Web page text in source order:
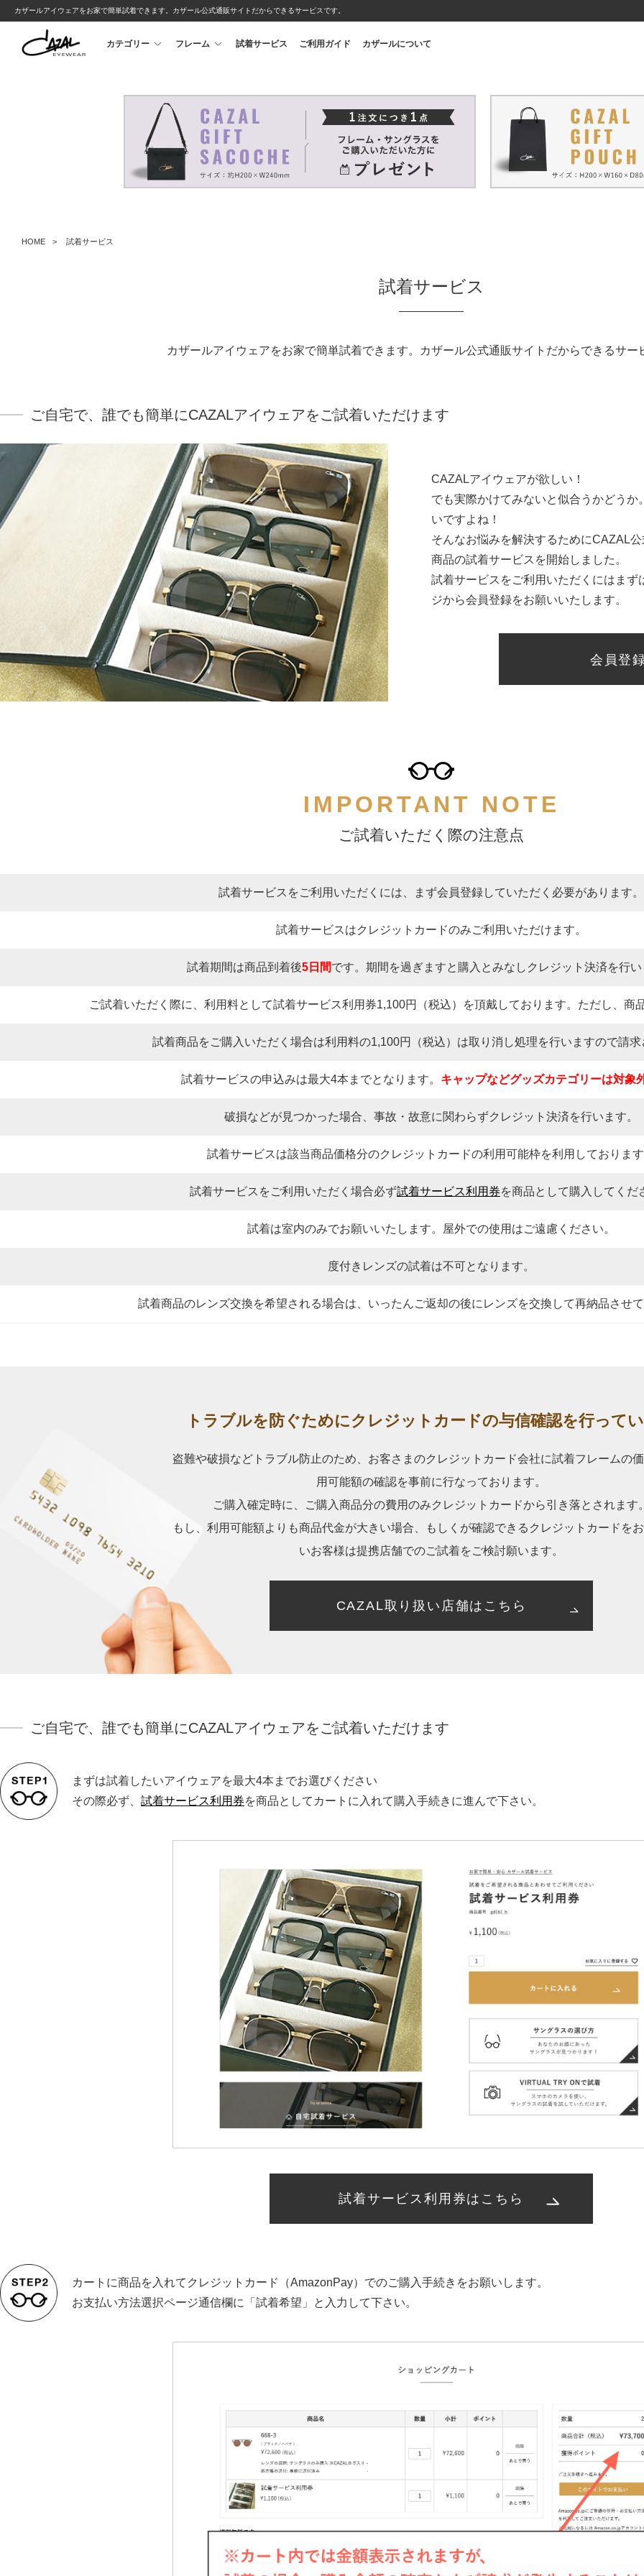
カザールアイウェアをお家で簡単試着できます。カザール公式通販サイトだからできるサービスです。
カテゴリー フレーム 試着サービス ご利用ガイド カザールについて
HOME 試着サービス
試着サービス
カザールアイウェアをお家で簡単試着できます。 カザール公式通販サイトだからできるサー
ご自宅で、誰でも簡単にCAZALアイウェアをご試着いただけます
CAZALアイウェアが欲しい！
でも実際かけてみないと似合うかどう
いですよね！
そんなお悩みを解決するためにCAZAL
商品の試着サービスを開始しました。
試着サービスをご利用いただくにはま
ジから会員登録をお願いいたします。
会員登
IMPORTANT NOTE
ご試着いただく際の注意点
試着サービスをご利用いただくには、まず会員登録していただく必要があります。
試着サービスはクレジットカードのみご利用いただけます。
試着期間は商品到着後5日間です。期間を過ぎますと購入とみなしクレジット決済を行い
ご試着いただく際に、利用料として試着サービス利用券1,100円（税込）を頂戴しております。ただし、商
試着商品をご購入いただく場合は利用料の1,100円（税込）は取り消し処理を行いますので請求
試着サービスの申込みは最大4本までとなります。 キャップなどグッズカテゴリーは対象
破損などが見つかった場合、事故・故意に関わらずクレジット決済を行います。
試着サービスは該当商品価格分のクレジットカードの利用可能枠を利用しております
試着サービスをご利用いただく場合必ず試着サービス利用券を商品として購入してくだ
試着は室内のみでお願いいたします。屋外での使用はご遠慮ください。
度付きレンズの試着は不可となります。
試着商品のレンズ交換を希望される場合は、いったんご返却の後にレンズを交換して再納品させて
トラブルを防ぐためにクレジットカードの与信確認を行って
盗難や破損などトラブル防止のため、お客さまのクレジットカード会社に試着フレームの
用可能額の確認を事前に行なっております。
ご購入確定時に、ご購入商品分の費用のみクレジットカードから引き落とされます。
もし、利用可能額よりも商品代金が大きい場合、もしくが確認できるクレジットカードを
いお客様は提携店舗でのご試着をご検討願います。
CAZAL取り扱い店舗はこちら
ご自宅で、誰でも簡単にCAZALアイウェアをご試着いただけます
まずは試着したいアイウェアを最大4本までお選びください
その際必ず、 試着サービス利用券を商品としてカートに入れて購入手続きに進んで下さい。
試着サービス利用券はこちら
カートに商品を入れてクレジットカード（AmazonPay）でのご購入手続きをお願いします。
お支払い方法選択ページ通信欄に「試着希望」と入力して下さい。